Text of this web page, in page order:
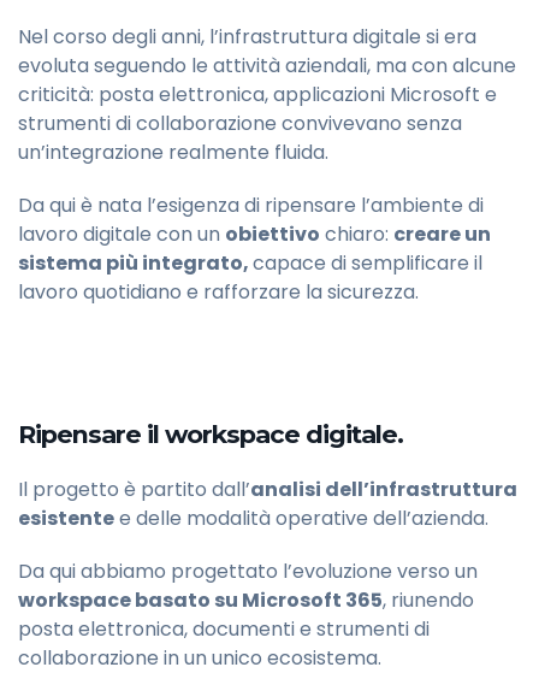
Nel corso degli anni, l’infrastruttura digitale si era
evoluta seguendo le attività aziendali, ma con alcune
criticità: posta elettronica, applicazioni Microsoft e
strumenti di collaborazione convivevano senza
un’integrazione realmente fluida.
Da qui è nata l’esigenza di ripensare l’ambiente di
lavoro digitale con un obiettivo chiaro: creare un
sistema più integrato,capace di semplificare il
lavoro quotidiano e rafforzare la sicurezza.
Ripensare il workspace digitale.
Il progetto è partito dall’analisi dell’infrastruttura
esistentee delle modalità operative dell’azienda.
Da qui abbiamo progettato l’evoluzione verso un
workspace basato su Microsoft 365, riunendo
posta elettronica, documenti e strumenti di
collaborazione in un unico ecosistema.